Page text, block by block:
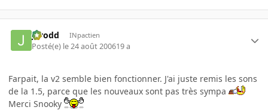
Jarodd INpactien
Posté(e) le 24 août 200619 a
Farpait, la v2 semble bien fonctionner. J'ai juste remis les sons
de la 1.5, parce que les nouveaux sont pas très sympa
Merci Snooky